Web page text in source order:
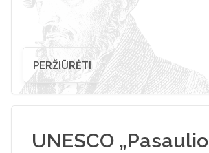
PERŽIŪRĖTI
UNESCO „Pasaulio